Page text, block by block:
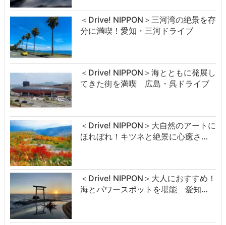
＜Drive! NIPPON＞三河湾の絶景を存
分に満喫！愛知・三河ドライブ
＜Drive! NIPPON＞海とともに発展し
てきた街を満喫 広島・呉ドライブ
＜Drive! NIPPON＞大自然のアートに
ほれぼれ！キツネと絶景に心癒さ…
＜Drive! NIPPON＞大人におすすめ！
海とパワースポットを堪能 愛知…